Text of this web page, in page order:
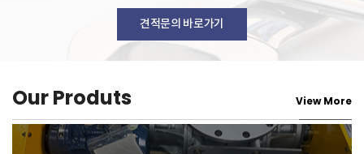
견적문의 바로가기
Our Produts View More